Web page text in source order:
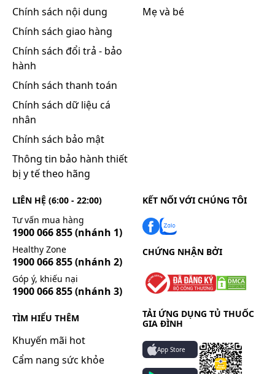
Chính sách nội dung
Chính sách giao hàng
Chính sách đổi trả - bảo
hành
Chính sách thanh toán
Chính sách dữ liệu cá
nhân
Chính sách bảo mật
Thông tin bảo hành thiết
bị y tế theo hãng
Mẹ và bé
LIÊN HỆ (6:00 - 22:00)
Tư vấn mua hàng
1900 066 855(nhánh 1)
Healthy Zone
1900 066 855(nhánh 2)
Góp ý, khiếu nại
1900 066 855(nhánh 3)
TÌM HIỂU THÊM
Khuyến mãi hot
Cẩm nang sức khỏe
KẾT NỐI VỚI CHÚNG TÔI
CHỨNG NHẬN BỞI
TẢI ỨNG DỤNG TỦ THUỐC
GIA ĐÌNH
App Store